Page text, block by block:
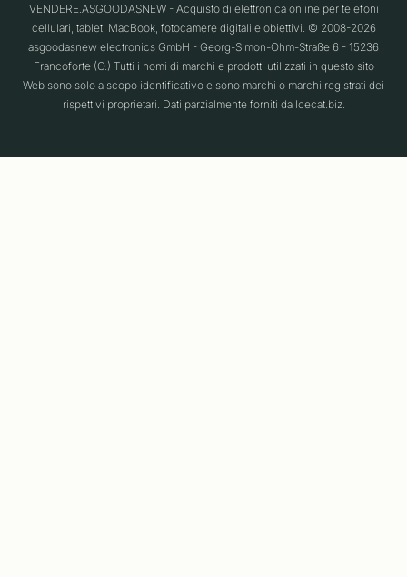
VENDERE.ASGOODASNEW - Acquisto di elettronica online per telefoni
cellulari, tablet, MacBook, fotocamere digitali e obiettivi. © 2008-2026
asgoodasnew electronics GmbH - Georg-Simon-Ohm-Straße 6 - 15236
Francoforte (O.) Tutti i nomi di marchi e prodotti utilizzati in questo sito
Web sono solo a scopo identificativo e sono marchi o marchi registrati dei
rispettivi proprietari. Dati parzialmente forniti da Icecat.biz.